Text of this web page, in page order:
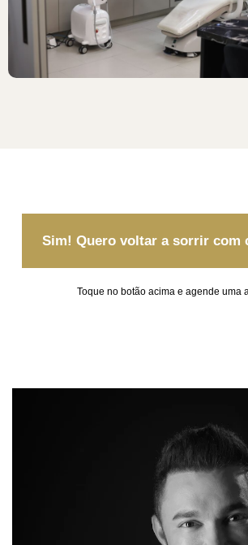
Sim! Quero voltar a sorrir com
Toque no botão acima e agende uma